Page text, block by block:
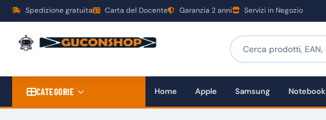
Spedizione gratuita Carta del Docente Garanzia 2 anni Servizi in Negozio
CATEGORIE Home Apple Samsung Notebook